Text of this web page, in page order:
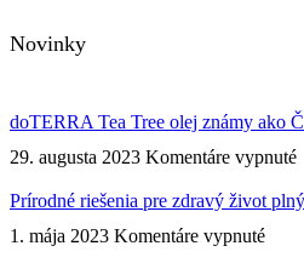
Novinky
doTERRA Tea Tree olej známy ako
29. augusta 2023 Komentáre vypnuténa
Prírodné riešenia pre zdravý život
1. mája 2023 Komentáre vypnuténa